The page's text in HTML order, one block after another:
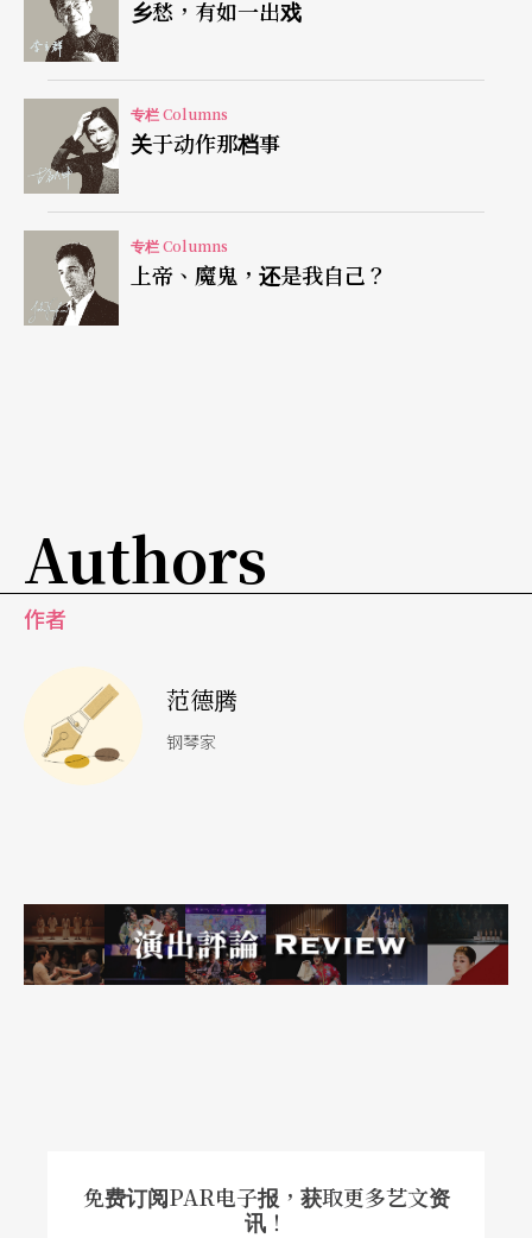
如果这时听到糖果纸被撕开的声音，每个人都会四
处张望，想找出凶手。但你们永远也抓不到我偷吃
糖果！因为，我是这方面的专家，我总是会等对的
时机。如果有重复的响亮和弦，我会跟著拍点打开
糖果纸，以此消灭杂音。如果没人听到奇怪声响，
我都会为自己感到骄傲。
最近在帮一场比赛当评审时，坐我身旁的老师一直
转头看另一边的评审，但她忙著写评语。过了一会
儿，换另一个学生上台，这位敲笔老师居然大声地
开始跟著旋律哼唱。她完全活在自己的世界中，她
觉得旁边的人会听到她在唱吗？我再次看了另一边
的老师一眼，这次，她终于发现那位顾人怨老师，
乡愁，有如一出戏
专栏 Columns
关于动作那档事
专栏 Columns
上帝、魔鬼，还是我自己？
Authors
作者
范德腾
钢琴家
免费订阅PAR电子报，获取更多艺文资
讯！